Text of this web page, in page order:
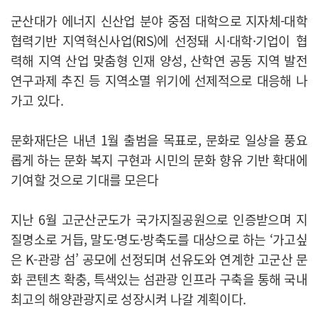
군산대가 에너지 신산업 분야 중점 대학으로 지자체-대학
협력기반 지역혁신사업(RIS)에 선정돼 시·대학·기업이 협
력해 지역 산업 맞춤형 인재 양성, 산학연 공동 지역 발전
연구과제 추진 등 지역소멸 위기에 선제적으로 대응해 나
가고 있다.
문화재단은 내년 1월 출범을 목표로, 문화로 일상을 풍요
롭게 하는 문화 복지 구현과 시민의 문화 향유 기반 확대에
기여할 것으로 기대를 모은다
지난 6월 고군산군도가 국가지질공원으로 인증받으며 지
질명소로 거듭, 말도·명도·방축도를 대상으로 하는 ‘가고싶
은 K-관광 섬’ 공모에 선정되며 선유도와 연계한 고군산 문
화 콘텐츠 확충, 특색있는 섬관광 인프라 구축을 통해 국내
최고의 해양관광지로 성장시켜 나갈 계획이다.